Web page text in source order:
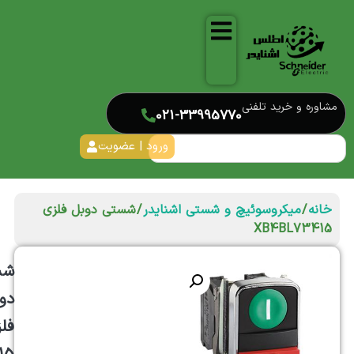
مشاوره و خرید تلفنی021-33995770
ورود | عضویت
خانه/میکروسوئیچ و شستی اشنایدر/ شستی دوبل فلزی
XB4BL73415